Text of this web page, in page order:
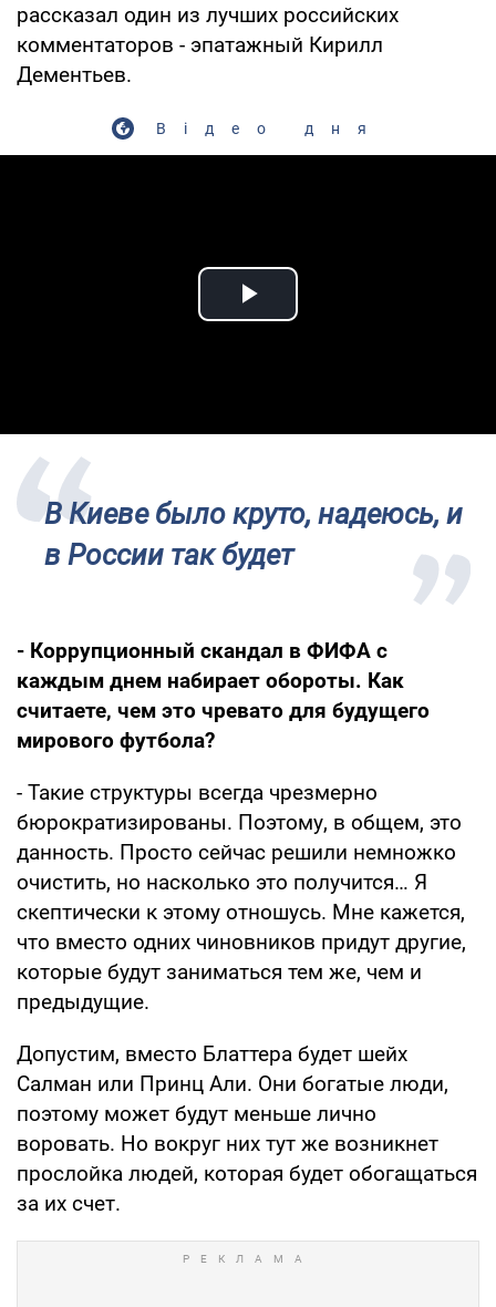
рассказал один из лучших российских
комментаторов - эпатажный Кирилл
Дементьев.
Відео дня
Play Video
В Киеве было круто, надеюсь, и
в России так будет
- Коррупционный скандал в ФИФА с
каждым днем набирает обороты. Как
считаете, чем это чревато для будущего
мирового футбола?
- Такие структуры всегда чрезмерно
бюрократизированы. Поэтому, в общем, это
данность. Просто сейчас решили немножко
очистить, но насколько это получится… Я
скептически к этому отношусь. Мне кажется,
что вместо одних чиновников придут другие,
которые будут заниматься тем же, чем и
предыдущие.
Допустим, вместо Блаттера будет шейх
Салман или Принц Али. Они богатые люди,
поэтому может будут меньше лично
воровать. Но вокруг них тут же возникнет
прослойка людей, которая будет обогащаться
за их счет.